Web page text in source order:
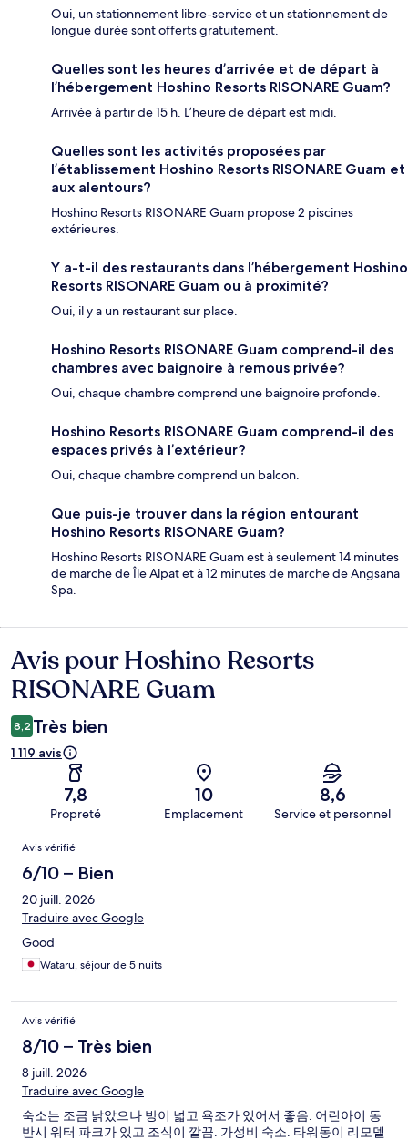
Oui, un stationnement libre-service et un stationnement de
longue durée sont offerts gratuitement.
Quelles sont les heures d’arrivée et de départ à
l’hébergement Hoshino Resorts RISONARE Guam?
Arrivée à partir de 15 h. L’heure de départ est midi.
Quelles sont les activités proposées par
l’établissement Hoshino Resorts RISONARE Guam et
aux alentours?
Hoshino Resorts RISONARE Guam propose 2 piscines
extérieures.
Y a-t-il des restaurants dans l’hébergement Hoshino
Resorts RISONARE Guam ou à proximité?
Oui, il y a un restaurant sur place.
Hoshino Resorts RISONARE Guam comprend-il des
chambres avec baignoire à remous privée?
Oui, chaque chambre comprend une baignoire profonde.
Hoshino Resorts RISONARE Guam comprend-il des
espaces privés à l’extérieur?
Oui, chaque chambre comprend un balcon.
Que puis-je trouver dans la région entourant
Hoshino Resorts RISONARE Guam?
Hoshino Resorts RISONARE Guam est à seulement 14 minutes
de marche de Île Alpat et à 12 minutes de marche de Angsana
Spa.
Avis
Avis pour Hoshino Resorts
RISONARE Guam
8,2 Très bien
1 119 avis
7,8
Propreté
10
Emplacement
8,6
Service et personnel
Avis
Avis vérifié
6/10 – Bien
20 juill. 2026
Traduire avec Google
Good
Wataru, séjour de 5 nuits
Avis vérifié
8/10 – Très bien
8 juill. 2026
Traduire avec Google
숙소는 조금 낡았으나 방이 넓고 욕조가 있어서 좋음. 어린아이 동
반시 워터 파크가 있고 조식이 깔끔. 가성비 숙소. 타워동이 리모델